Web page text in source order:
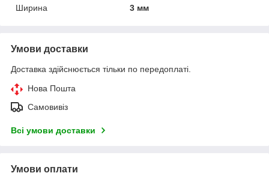
Ширина
3 мм
Умови доставки
Доставка здійснюється тільки по передоплаті.
Нова Пошта
Самовивіз
Всі умови доставки
Умови оплати